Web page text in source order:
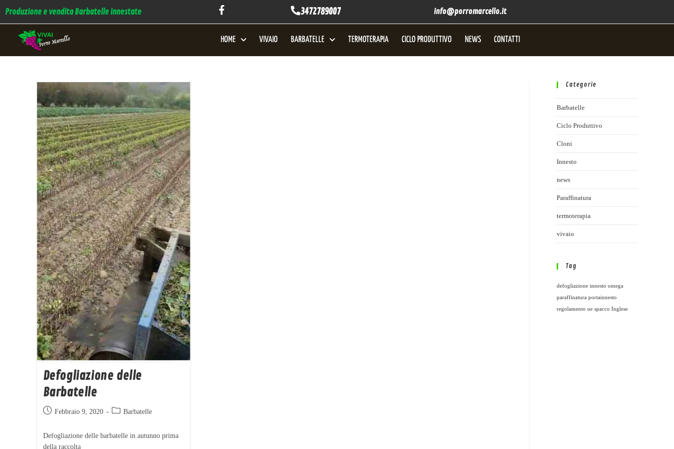
Produzione e vendita Barbatelle innestate 3472789007 info@porromarcello.it
HOME VIVAIO BARBATELLE TERMOTERAPIA CICLO PRODUTTIVO NEWS CONTATTI
Defogliazione delle
Barbatelle
Febbraio 9, 2020 Barbatelle
Defogliazione delle barbatelle in autunno prima
della raccolta
Categorie
Barbatelle
Ciclo Produttivo
Cloni
Innesto
news
Paraffinatura
termoterapia
vivaio
Tag
defogliazione innesto omega
paraffinatura portainnesto
regolamento ue spacco Inglese